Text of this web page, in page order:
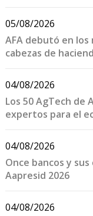
05/08/2026
AFA debutó en los
cabezas de
04/08/2026
Los 50 AgTech de
expertos para el
04/08/2026
Once bancos y
Aapresid 2026
04/08/2026